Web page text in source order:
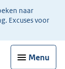
naar
Excuses voor
Menu